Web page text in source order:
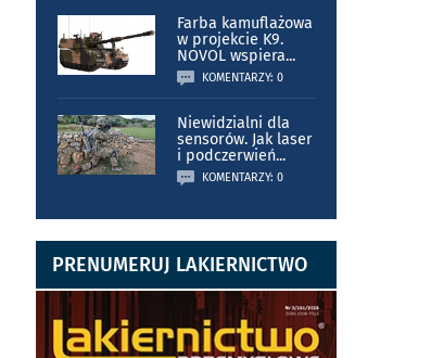
Farba kamuflażowa
w projekcie K9.
NOVOL wspiera...
KOMENTARZY: 0
Niewidzialni dla
sensorów. Jak laser
i podczerwień...
KOMENTARZY: 0
PRENUMERUJ LAKIERNICTWO